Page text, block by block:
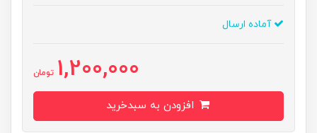
آماده ارسال
1,200,000 تومان